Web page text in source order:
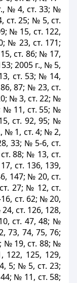
№ 4, ст. 33; №
ст. 25; № 5, ст.
№ 15, ст. 122,
№ 23, ст. 171;
ст. 86; № 17,
2005 г., № 5,
ст. 53; № 14,
87; № 23, ст.
№ 3, ст. 22; №
№ 11, ст. 55; №
ст. 92, 95; №
№ 1, ст. 4; № 2,
33; № 5-6, ст.
88; № 13, ст.
ст. 136, 139,
147; № 20, ст.
27; № 12, ст.
ст. 62; № 20,
ст. 126, 128,
ст. 47, 48; №
73, 74, 75, 76;
№ 19, ст. 88; №
122, 125, 129,
5; № 5, ст. 23;
№ 11, ст. 58;